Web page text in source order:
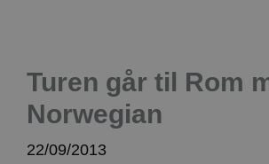
Turen går til Rom
Norwegian
22/09/2013
ct_checkjs
Lokal
ct_timezone
apbct_session_id
ct_pointer_data